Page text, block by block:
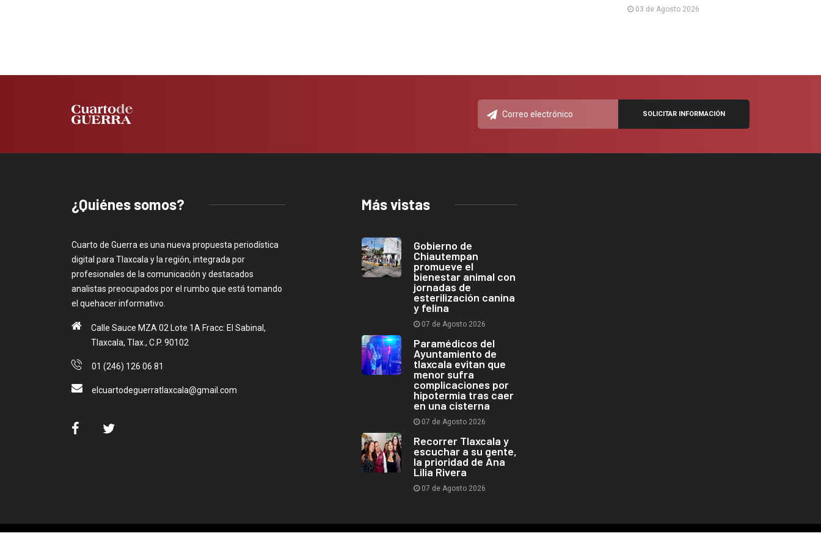
03 de Agosto 2026
¿Quiénes somos?
Cuarto de Guerra es una nueva propuesta periodística
digital para Tlaxcala y la región, integrada por
profesionales de la comunicación y destacados
analistas preocupados por el rumbo que está tomando
el quehacer informativo.
Calle Sauce MZA 02 Lote 1A Fracc: El Sabinal,
Tlaxcala, Tlax., C.P. 90102
01 (246) 126 06 81
elcuartodeguerratlaxcala@gmail.com
Más vistas
Gobierno de
Chiautempan
promueve el
bienestar animal con
jornadas de
esterilización canina
y felina
07 de Agosto 2026
Paramédicos del
Ayuntamiento de
tlaxcala evitan que
menor sufra
complicaciones por
hipotermia tras caer
en una cisterna
07 de Agosto 2026
Recorrer Tlaxcala y
escuchar a su gente,
la prioridad de Ana
Lilia Rivera
07 de Agosto 2026